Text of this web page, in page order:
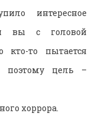
интересное
вы с головой
кто-то пытается
поэтому цель –
хоррора.